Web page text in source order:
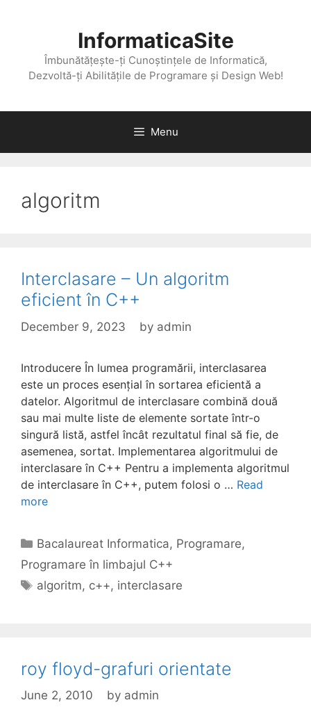
InformaticaSite
Îmbunătățește-ți Cunoștințele de Informatică,
Dezvoltă-ți Abilitățile de Programare și Design Web!
Menu
algoritm
Interclasare – Un algoritm
eficient în C++
December 9, 2023 by admin
Introducere În lumea programării, interclasarea
este un proces esențial în sortarea eficientă a
datelor. Algoritmul de interclasare combină două
sau mai multe liste de elemente sortate într-o
singură listă, astfel încât rezultatul final să fie, de
asemenea, sortat. Implementarea algoritmului de
interclasare în C++ Pentru a implementa algoritmul
de interclasare în C++, putem folosi o … Read
more
Categories
Bacalaureat Informatica, Programare,
Programare în limbajul C++
Tags
algoritm, c++, interclasare
roy floyd-grafuri orientate
June 2, 2010 by admin